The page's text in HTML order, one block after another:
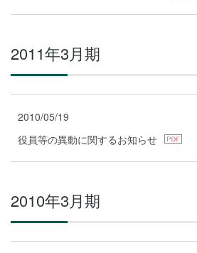
2011年3月期
2010/05/19
役員等の異動に関するお知らせ
2010年3月期